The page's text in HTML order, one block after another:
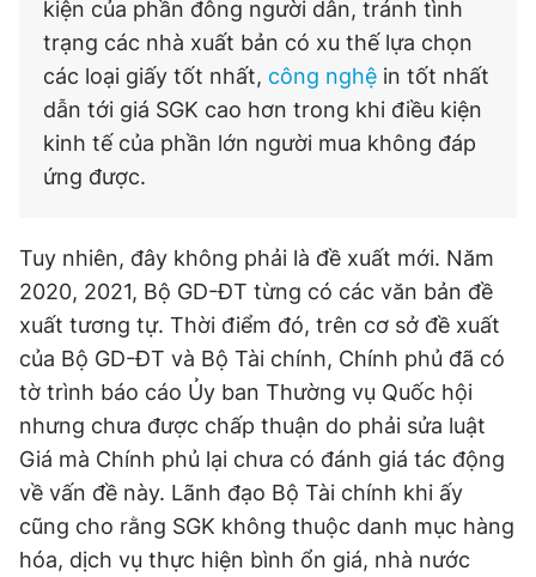
kiện của phần đông người dân, tránh tình
trạng các nhà xuất bản có xu thế lựa chọn
các loại giấy tốt nhất, công nghệ in tốt nhất
dẫn tới giá SGK cao hơn trong khi điều kiện
kinh tế của phần lớn người mua không đáp
ứng được.
Tuy nhiên, đây không phải là đề xuất mới. Năm
2020, 2021, Bộ GD-ĐT từng có các văn bản đề
xuất tương tự. Thời điểm đó, trên cơ sở đề xuất
của Bộ GD-ĐT và Bộ Tài chính, Chính phủ đã có
tờ trình báo cáo Ủy ban Thường vụ Quốc hội
nhưng chưa được chấp thuận do phải sửa luật
Giá mà Chính phủ lại chưa có đánh giá tác động
về vấn đề này. Lãnh đạo Bộ Tài chính khi ấy
cũng cho rằng SGK không thuộc danh mục hàng
hóa, dịch vụ thực hiện bình ổn giá, nhà nước